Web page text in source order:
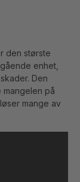
den største
enhet,
Den
på
mange av